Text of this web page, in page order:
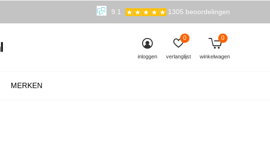
MERKEN
inloggen verlanglijst
0
winkelwagen
0
9.1 1305 beoordelingen